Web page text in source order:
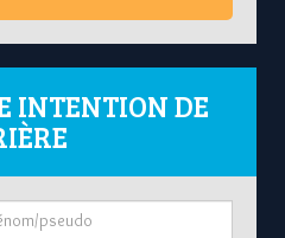
INTENTION DE